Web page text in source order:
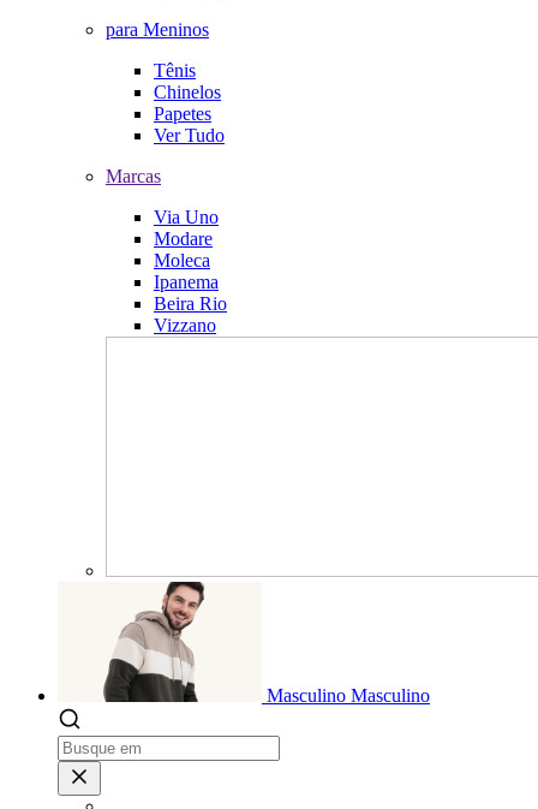
para Meninos
Tênis
Chinelos
Papetes
Ver Tudo
Marcas
Via Uno
Modare
Moleca
Ipanema
Beira Rio
Vizzano
Masculino Masculino